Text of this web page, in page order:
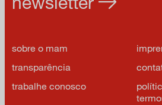
sobre o mam
transparência
trabalhe conosco